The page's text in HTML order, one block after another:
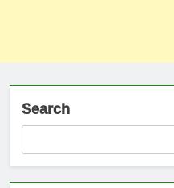
Search